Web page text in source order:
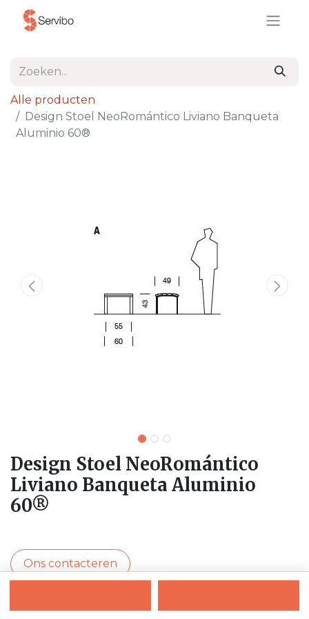
Alle producten
Design Stoel NeoRomántico Liviano Banqueta
Aluminio 60®
Design Stoel NeoRomántico
Liviano Banqueta Aluminio
60®
Ons contacteren